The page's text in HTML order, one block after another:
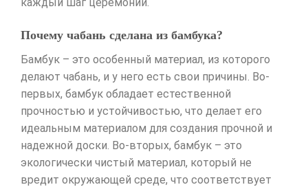
Почему чабань сделана из бамбука?
Бамбук – это особенный материал, из которого
делают чабань, и у него есть свои причины. Во-
первых, бамбук обладает естественной
прочностью и устойчивостью, что делает его
идеальным материалом для создания прочной и
надежной доски. Во-вторых, бамбук – это
экологически чистый материал, который не
вредит окружающей среде, что соответствует